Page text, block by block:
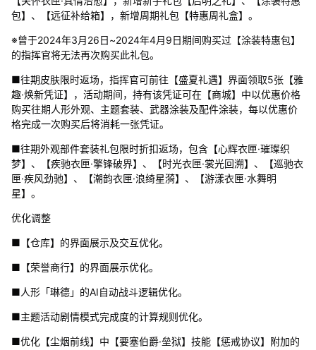
包】、【远征补给箱】，新增周期礼包【特惠周礼盒】。
※曾于2024年3月26日~2024年4月9日期间购买过【涂装特惠包】
的指挥官将无法再次购买此礼包。
■往期皮肤限时返场，指挥官可前往【盛夏礼遇】界面领取5张【雅
趣·焕新凭证】，活动期间，持有该凭证可在【商城】中以优惠价格
购买往期人形外观、主题套装、武器涂装及配件涂装，每以优惠价
格完成一次购买后将消耗一张凭证。
■往期外观部件套装礼包限时折扣返场，包含【心辉衣匣·璀璨织
梦】、【疾驰衣匣·擎锋破界】、【时光衣匣·裳光回溯】、【巡驰衣
匣·疾风劲驰】、【潮韵衣匣·浪绮星漪】、【游漾衣匣·水舞明
星】。
优化调整
■【仓库】的界面展示及交互优化。
■【荣誉商行】的界面展示优化。
■人形「琳德」的AI自动战斗逻辑优化。
■主题活动剧情模式完成度的计算规则优化。
■优化【尘烟前线】中【要塞伯爵·垒狱】技能【惩戒协议】附加的